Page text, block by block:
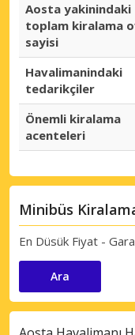
Aosta yakinindaki
toplam kiralama
sayisi
Havalimanindaki
tedarikçiler
Önemli kiralama
acenteleri
Minibüs
En Düsük Fiyat -
Ara